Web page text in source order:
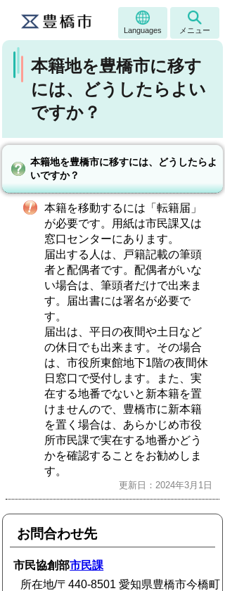
Languages メニュー
本籍地を豊橋市に移す
には、どうしたらよい
ですか？
本籍地を豊橋市に移すには、どうしたらよ
いですか？
本籍を移動するには「転籍届」
が必要です。用紙は市民課又は
窓口センターにあります。
届出する人は、戸籍記載の筆頭
者と配偶者です。配偶者がいな
い場合は、筆頭者だけで出来ま
す。届出書には署名が必要で
す。
届出は、平日の夜間や土日など
の休日でも出来ます。その場合
は、市役所東館地下1階の夜間休
日窓口で受付します。また、実
在する地番でないと新本籍を置
けませんので、豊橋市に新本籍
を置く場合は、あらかじめ市役
所市民課で実在する地番かどう
かを確認することをお勧めしま
す。
更新日：2024年3月1日
お問合わせ先
市民協創部市民課
所在地/〒440-8501 愛知県豊橋市今橋町